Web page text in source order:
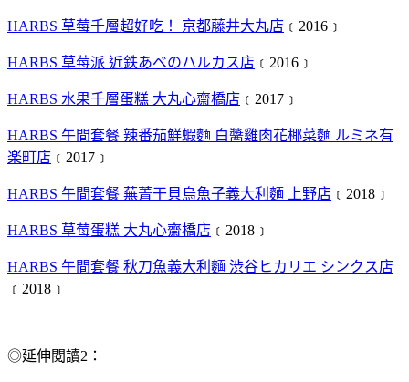
HARBS 草莓千層超好吃！ 京都藤井大丸店 ﹝2016﹞
HARBS 草莓派 近鉄あべのハルカス店 ﹝2016﹞
HARBS 水果千層蛋糕 大丸心齋橋店 ﹝2017﹞
HARBS 午間套餐 辣番茄鮮蝦麵 白醬雞肉花椰菜麵 ルミネ有
楽町店 ﹝2017﹞
HARBS 午間套餐 蕪菁干貝烏魚子義大利麵 上野店 ﹝2018﹞
HARBS 草莓蛋糕 大丸心齋橋店 ﹝2018﹞
HARBS 午間套餐 秋刀魚義大利麵 渋谷ヒカリエ シンクス店
﹝2018﹞
◎延伸閱讀2：